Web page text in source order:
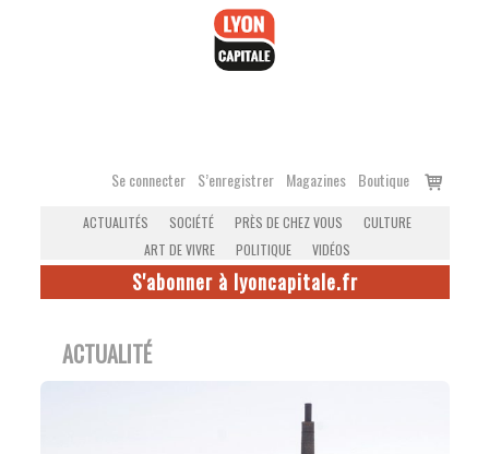
Se connecter S’enregistrer Magazines Boutique
Voir
ACTUALITÉS SOCIÉTÉ PRÈS DE CHEZ VOUS
CULTURE
ART DE VIVRE
POLITIQUE VIDÉOS
S'abonner à lyoncapitale.fr
ACTUALITÉ